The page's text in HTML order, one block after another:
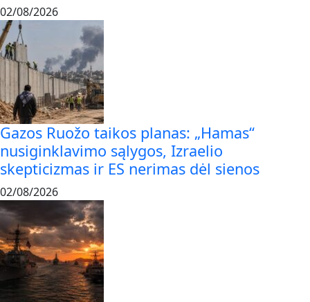
02/08/2026
Gazos Ruožo taikos planas: „Hamas“
nusiginklavimo sąlygos, Izraelio
skepticizmas ir ES nerimas dėl sienos
02/08/2026